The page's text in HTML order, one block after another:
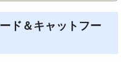
ド＆キャットフー